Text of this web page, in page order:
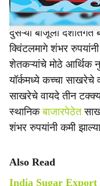
एका बाजूला
दुसऱ्या बाजूला देशांतर्गत
क्विंटलमागे शंभर
शेतकऱ्यांचे मोठे आर्थिक
यॉर्कमध्ये कच्चा साखरेचे
साखरेचे वायदे तीन
स्थानिकबाजारपेठेत
शंभर रुपयांनी कमी
Also Read
India Sugar Export